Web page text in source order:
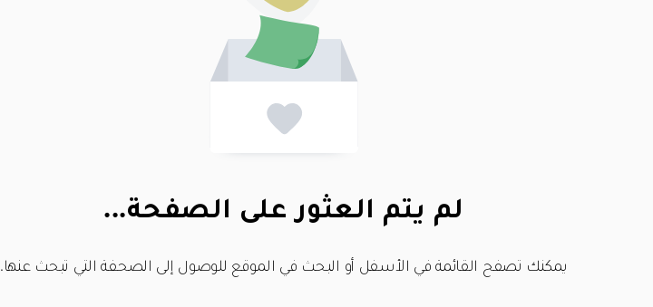
لم يتم العثور على الصفحة...
يمكنك تصفح القائمة في الأسفل أو البحث في الموقع للوصول إلى الصحفة التي تبحث عنها.